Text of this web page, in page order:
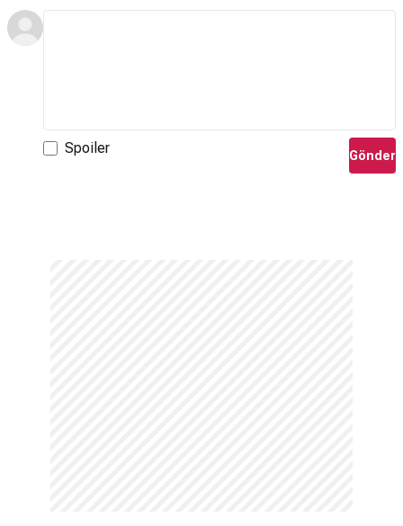
Spoiler Gönder